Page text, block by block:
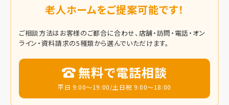
老人ホームをご提案可能です！
ご相談方法はお客様のご都合に合わせ、店舗・訪問・電話・オン
ライン・資料請求の5種類から選んでいただけます。
無料で電話相談
平日 9:00～19:00/土日祝 9:00～18:00